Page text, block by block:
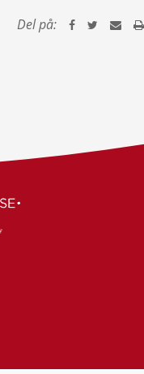
Del på: